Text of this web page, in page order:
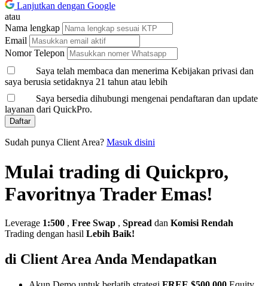
Lanjutkan dengan Google
atau
Nama lengkap
Email
Nomor Telepon
Saya telah membaca dan menerima Kebijakan privasi dan
saya berusia setidaknya 21 tahun atau lebih
Saya bersedia dihubungi mengenai pendaftaran dan update
layanan dari QuickPro.
Daftar
Sudah punya Client Area? Masuk disini
Mulai trading di Quickpro,
Favoritnya Trader Emas!
Leverage 1:500 , Free Swap , Spread dan Komisi Rendah
Trading dengan hasil Lebih Baik!
di Client Area Anda Mendapatkan